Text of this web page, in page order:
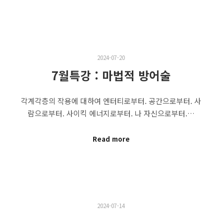
2024-07-20
7월특강 : 마법적 방어술
각계각층의 작용에 대하여 엔터티로부터. 공간으로부터. 사
람으로부터. 사이킥 에너지로부터. 나 자신으로부터.…
Read more
2024-07-14